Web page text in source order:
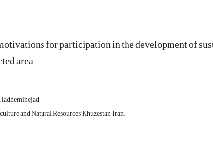
for participation in the development of
area
and Natural Resources, Khuzestan, Iran.